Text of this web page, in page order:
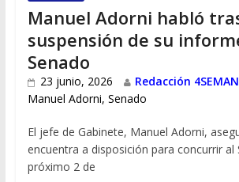
Manuel Adorni habló
suspensión de su
Senado
23 junio, 2026 Redacción
Manuel Adorni, Senado
El jefe de Gabinete, Manuel Adorni,
encuentra a disposición para concurrir al
próximo 2 de